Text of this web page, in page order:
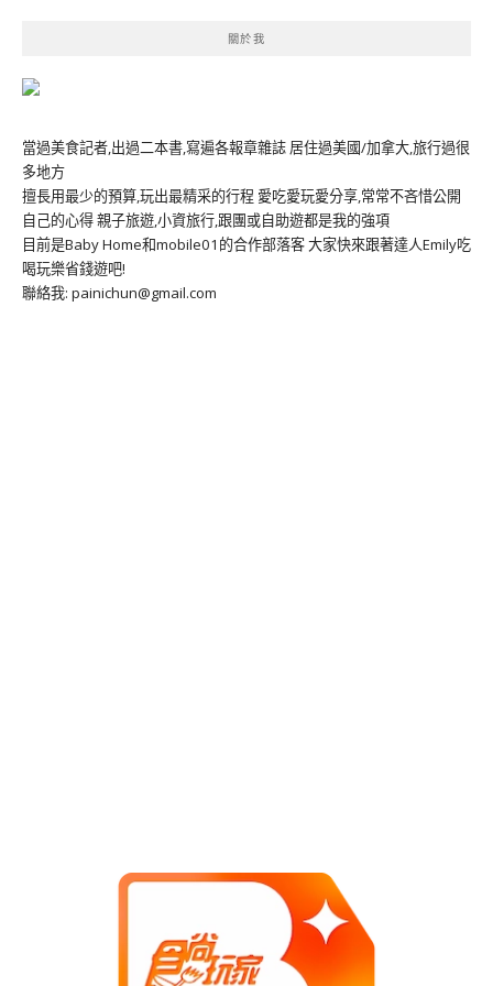
關於我
當過美食記者,出過二本書,寫遍各報章雜誌 居住過美國/加拿大,旅行過很
多地方
擅長用最少的預算,玩出最精采的行程 愛吃愛玩愛分享,常常不吝惜公開
自己的心得 親子旅遊,小資旅行,跟團或自助遊都是我的強項
目前是Baby Home和mobile01的合作部落客 大家快來跟著達人Emily吃
喝玩樂省錢遊吧!
聯絡我: painichun@gmail.com